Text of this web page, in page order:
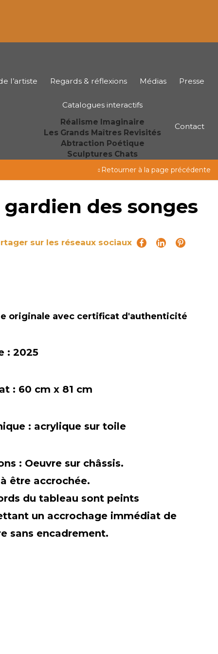
l’artiste Regards & réflexions Médias Presse
Catalogues interactifs
Réalisme Imaginaire
Les Grands Maîtres Revisités
Abtraction Poétique
Sculptures Chats
Contact
Retourner à la page précédente
gardien des songes
sur les réseaux sociaux
originale avec certificat d'authenticité
:2025
: 60 cm x 81 cm
: acrylique sur toile
: Oeuvre sur châssis.
être accrochée.
du tableau sont peints
un accrochage immédiat de
sans encadrement.